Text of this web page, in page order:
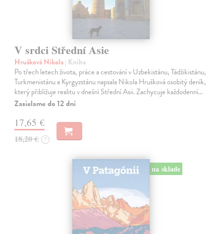
V srdci Střední Asie
Hrušková Nikola| Kniha
Po třech letech života, práce a cestování v Uzbekistánu, Tádžikistánu,
Turkmenistánu a Kyrgyzstánu napsala Nikola Hrušková osobitý deník,
který přibližuje realitu v dnešní Střední Asii. Zachycuje každodenní…
Zasielame do 12 dní
17,65 €
18,20 € ?
na sklade